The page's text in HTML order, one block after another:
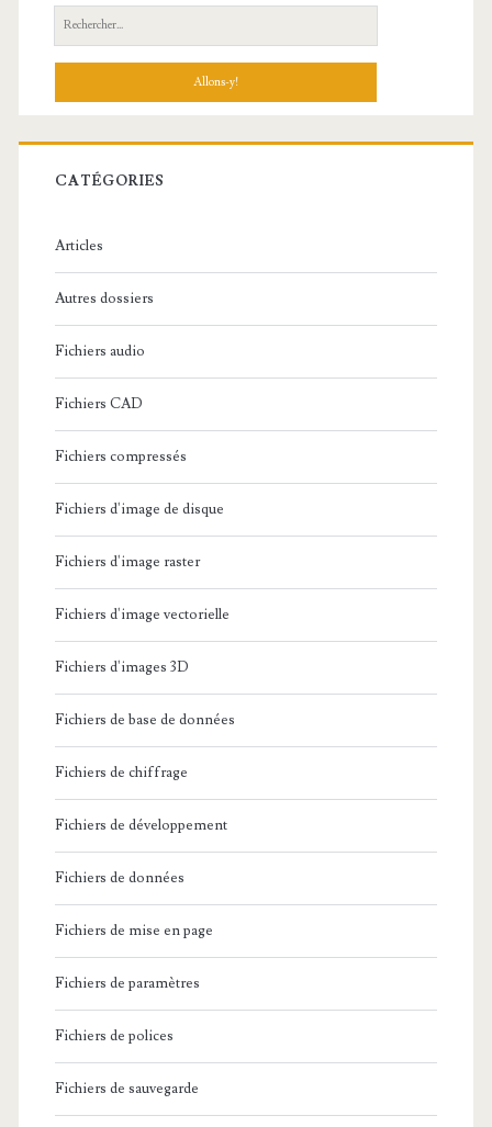
R
e
h
r
c
:
CATÉGORIES
Articles
Autres dossiers
Fichiers audio
Fichiers CAD
Fichiers compressés
Fichiers d'image de disque
Fichiers d'image raster
Fichiers d'image vectorielle
Fichiers d'images 3D
Fichiers de base de données
Fichiers de chiffrage
Fichiers de développement
Fichiers de données
Fichiers de mise en page
Fichiers de paramètres
Fichiers de polices
Fichiers de sauvegarde